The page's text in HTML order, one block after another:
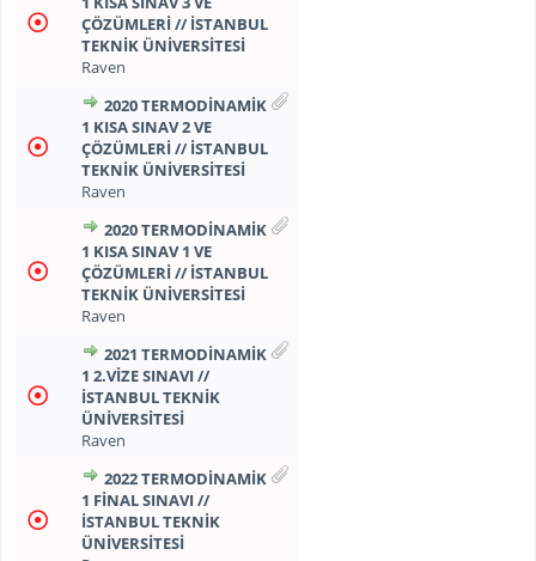
ÇÖZÜMLERİ // İSTANBUL
TEKNİK ÜNİVERSİTESİ
Raven
2020 TERMODİNAMİK
1 KISA SINAV 2 VE
ÇÖZÜMLERİ // İSTANBUL
TEKNİK ÜNİVERSİTESİ
Raven
2020 TERMODİNAMİK
1 KISA SINAV 1 VE
ÇÖZÜMLERİ // İSTANBUL
TEKNİK ÜNİVERSİTESİ
Raven
2021 TERMODİNAMİK
1 2.VİZE SINAVI //
İSTANBUL TEKNİK
ÜNİVERSİTESİ
Raven
2022 TERMODİNAMİK
1 FİNAL SINAVI //
İSTANBUL TEKNİK
ÜNİVERSİTESİ